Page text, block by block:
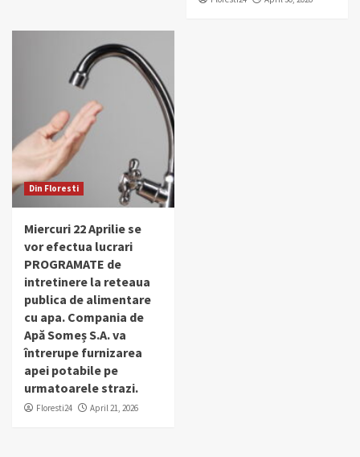
Din Floresti
Miercuri 22 Aprilie se
vor efectua lucrari
PROGRAMATE de
intretinere la reteaua
publica de alimentare
cu apa. Compania de
Apă Someș S.A. va
întrerupe furnizarea
apei potabile pe
urmatoarele strazi.
Floresti24 April 21, 2026